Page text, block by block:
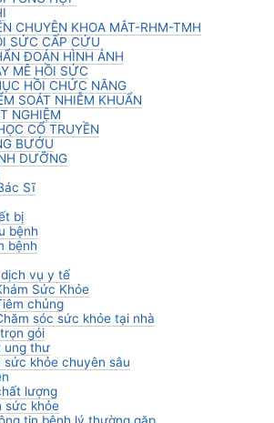
CHUYÊN KHOA MẮT-RHM-TMH
SỨC CẤP CỨU
ĐOÁN HÌNH ẢNH
MÊ HỒI SỨC
HỒI CHỨC NĂNG
SOÁT NHIỄM KHUẨN
NGHIỆM
CỔ TRUYỀN
BƯỚU
DƯỠNG
Sĩ
bị
bệnh
bệnh
vụ y tế
Sức Khỏe
chủng
sóc sức khỏe tại nhà
gói
ung thư
sức khỏe chuyên sâu
lượng
sức khỏe
tin bệnh lý thường gặp